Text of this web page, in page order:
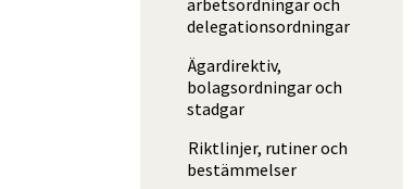
arbetsordningar och
delegationsordningar
Ägardirektiv,
bolagsordningar och
stadgar
Riktlinjer, rutiner och
bestämmelser